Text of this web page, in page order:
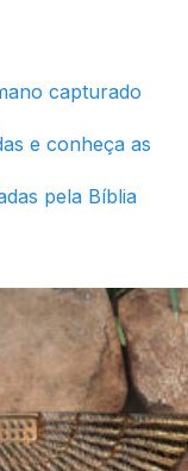
capturado
e conheça as
pela Bíblia